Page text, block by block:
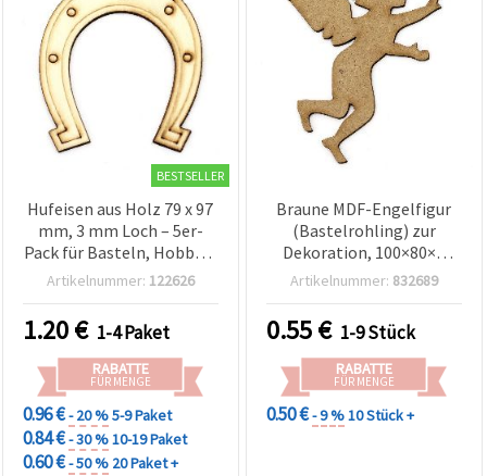
BESTSELLER
Hufeisen aus Holz 79 x 97
mm, 3 mm Loch – 5er-
Pack für Basteln, Hobby &
Deko
Artikelnummer: 122626
1.20€ 1-4 Paket
RABATTE
FÜR MENGE
0.96 €- 20 %5-9 Paket
0.84 €- 30 %10-19 Paket
0.60 €- 50 % 20 Paket +
Braune MDF-Engelfigur
(Bastelrohling) zur
Dekoration, 100×80×3
mm
Artikelnummer: 832689
0.55€ 1-9 Stück
RABATTE
FÜR MENGE
0.50 €- 9 %10 Stück +